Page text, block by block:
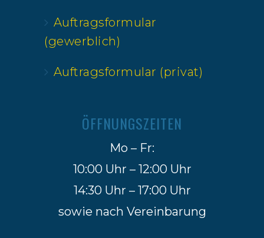
Auftragsformular
(gewerblich)
Auftragsformular (privat)
ÖFFNUNGSZEITEN
Mo – Fr:
10:00 Uhr – 12:00 Uhr
14:30 Uhr – 17:00 Uhr
sowie nach Vereinbarung